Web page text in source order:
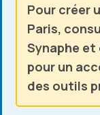
Pour créer
Paris,
Synaphe et
pour un
des outils